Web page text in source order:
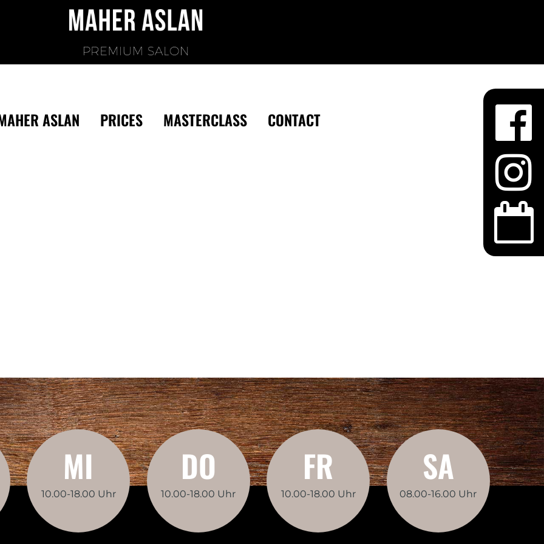
ASLAN PRICES MASTERCLASS CONTACT
MI
10.00-18.00 Uhr
DO
10.00-18.00 Uhr
FR
10.00-18.00 Uhr
SA
08.00-16.00 Uhr